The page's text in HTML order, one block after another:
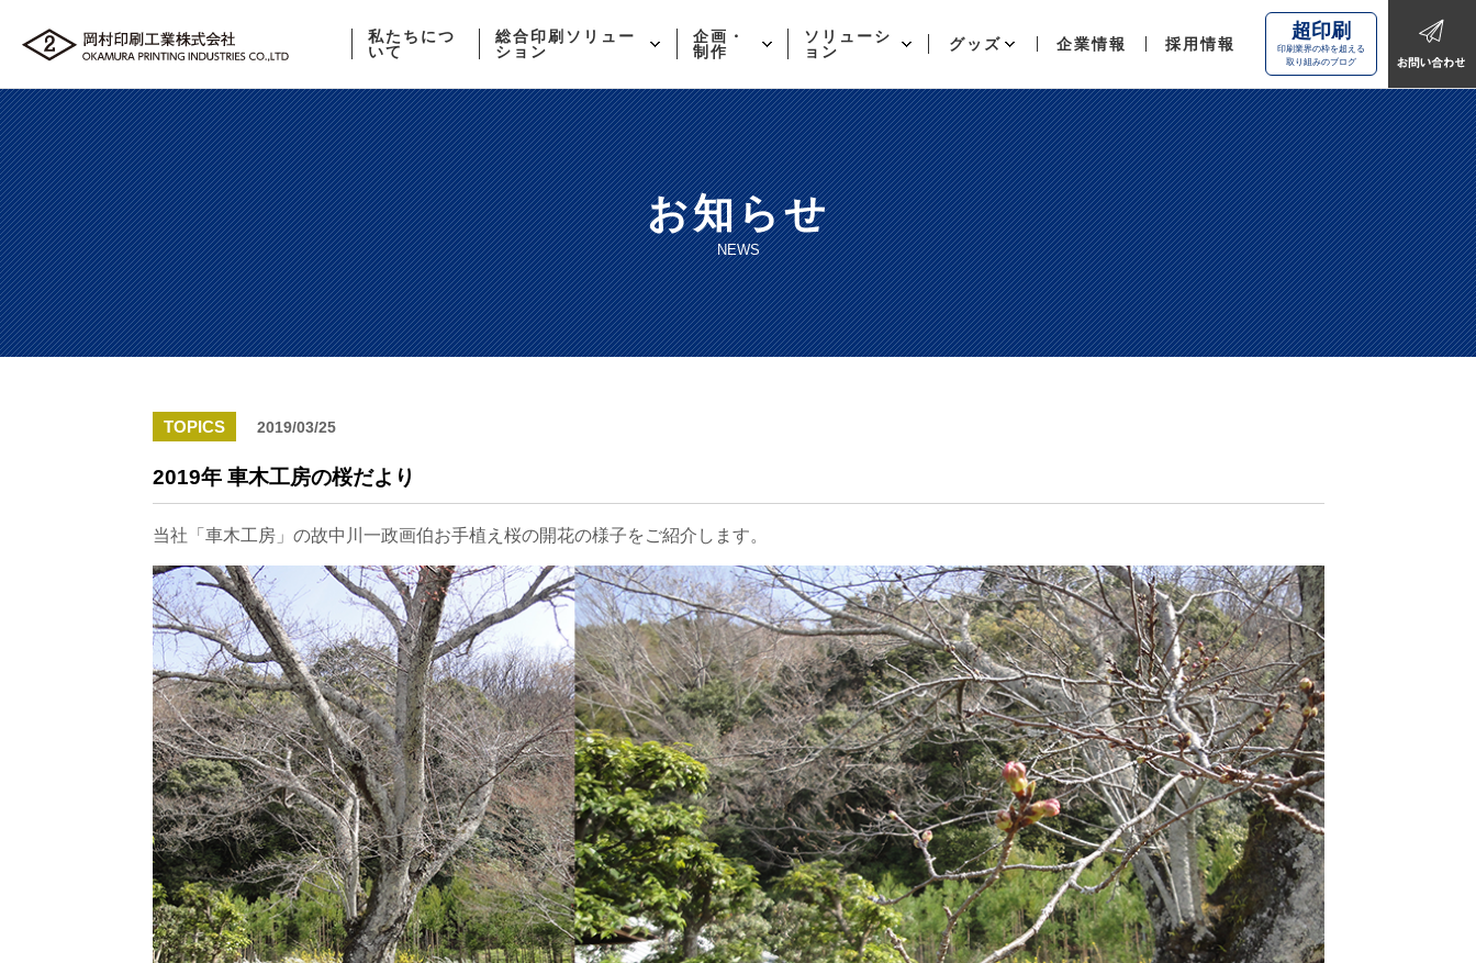
私たちにつ
いて
総合印刷ソリュー
ション
企画・
制作
ソリューシ
ョン
グッズ 企業情報 採用情報
超印刷
印刷業界の枠を超える
取り組みのブログ
お知らせ
NEWS
TOPICS 2019/03/25
2019年 車木工房の桜だより
当社「車木工房」の故中川一政画伯お手植え桜の開花の様子をご紹介します。